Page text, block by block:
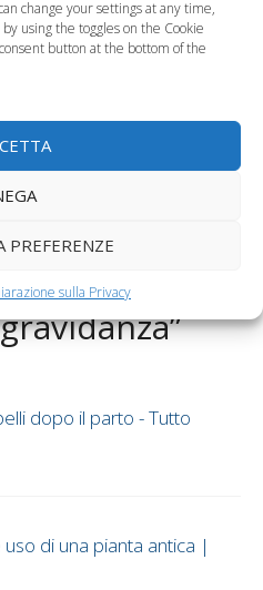
change your settings at any time,
using the toggles on the Cookie
button at the bottom of the
PREFERENZE
sulla Privacy
papà condizionano
la salute dei…
gravidanza: ecco tutti i
“Le tinture
dopo il parto - Tutto
di una pianta antica |